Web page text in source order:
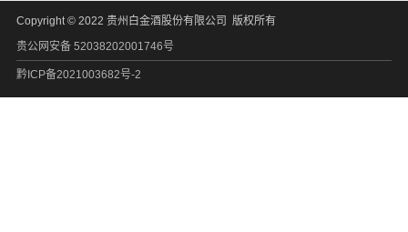
Copyright © 2022 贵州白金酒股份有限公司 版权所有
贵公网安备 52038202001746号
黔ICP备2021003682号-2